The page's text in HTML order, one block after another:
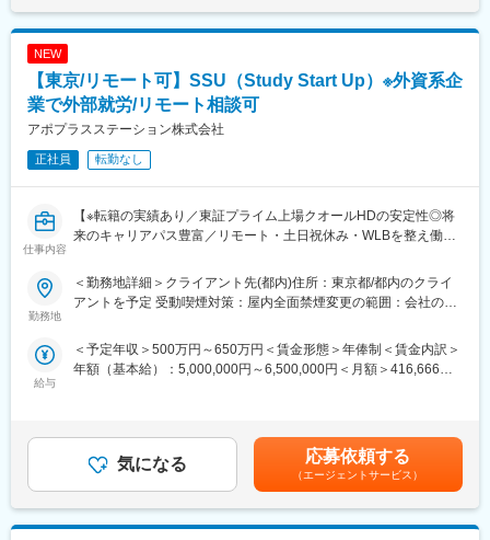
・海外顧客や海外ベンダーとの対応があるため、在宅勤務を活用
した柔軟な勤務が可能です
【同社の魅力】
■キャリアパス：
ネスリーダーとして顧客に付加価値を提供する」等々、個人の経
験や適性、希望に応じたキャリアパスが用意されています。さら
チャレンジすることが可能で自律的なキャリアチェンジができる
「社内公募」「自己申告」などの制度も整備されております。
業務内容について：https://www.eps.co.jp/ja/recruit/service.php
NEW
【東京/リモート可】SSU（Study Start Up）※外資系企
業で外部就労/リモート相談可
アポプラスステーション株式会社
正社員 転勤なし
仕事内容
【※転籍の実績あり／東証プライム上場クオールHDの安定性◎将
来のキャリアパス豊富／リモート・土日祝休み・WLBを整え働き
■業務概要：
治験のスタートアップ業務全般を担当いただきます。具体的に
は、施設との契約書類の作成やIRB（医療倫理審査委員会）への申
同意説明文書などの作成も含まれます。フルリモート勤務も可能
で、柔軟な働き方を実現できます。
・治験実施計画書、治験薬概要書、同意説明文書の作成
・関連部署との調整業務
・治験関連の資料保管・文書作成業務
■外部就労プロジェクトについて：
勤務地
＜勤務地詳細＞クライアント先(都内)住所：東京都/都内のクライ
アントを予定 受動喫煙対策：屋内全面禁煙変更の範囲：会社の定
給与
＜予定年収＞500万円～650万円＜賃金形態＞年俸制＜賃金内訳＞
年額（基本給）：5,000,000円～6,500,000円＜月額＞416,666円
対象外スタッフ職で入社の場合、時間外手当は別途支給されま
す。賃金はあくまでも目安の金額であり、選考を通じて上下する
可能性があります。月給(月額)は固定手当を含めた表記です。
気になる 応募依頼する
（エージェントサービス）